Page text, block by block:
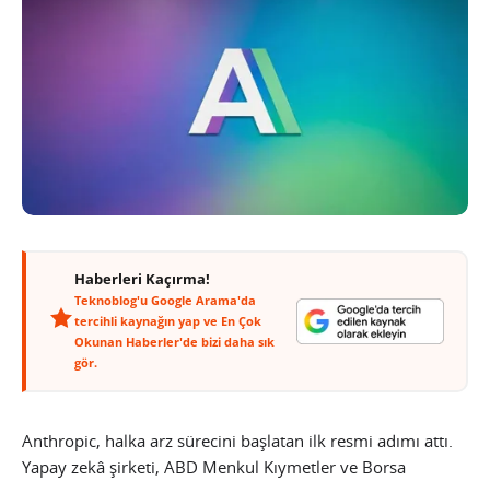
Haberleri Kaçırma!
Teknoblog'u Google Arama'da
tercihli kaynağın yap ve En Çok
Okunan Haberler'de bizi daha sık
gör.
Anthropic, halka arz sürecini başlatan ilk resmi adımı attı.
Yapay zekâ şirketi, ABD Menkul Kıymetler ve Borsa